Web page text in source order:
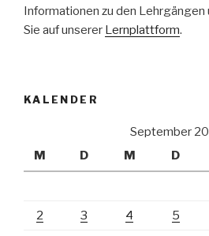
Informationen zu den Lehrgängen
Sie auf unserer Lernplattform.
KALENDER
September
M
D M D
2 3 4 5